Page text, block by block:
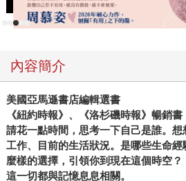
想的時候一併喚起生理上的感覺，影
這種心理與生理的交互作用使得我
音樂，效果更是顯著，怪不得五月
聽慢歌〉。反過來說，一旦你能覺
主導權，不被情緒牽著走。 儘管蘭
是個人故事，卻很能引起共鳴，最
友一起玩立式划槳（SUP），沿著
串事故，整趟旅程可說是失敗中的
段經歷慘不忍睹，根本不想跟人多談
內容簡介
美國亞馬遜書店編輯選書
《紐約時報》、《洛杉磯時報》暢銷書
請花一點時間，思考一下自己是誰。
工作、目前的生活狀況。是哪些生命
麼樣的選擇，引領你到現在這個時空？
這一切都與記憶息息相關。